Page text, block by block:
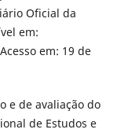
Oficial da
em:
em: 19 de
e de avaliação do
de Estudos e